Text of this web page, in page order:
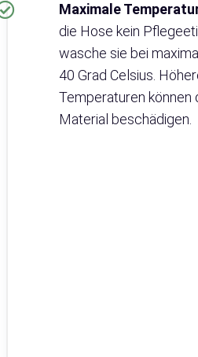
Maximale
die Hose kein
wasche sie bei
40 Grad Celsius.
Temperaturen können
Material beschädigen.